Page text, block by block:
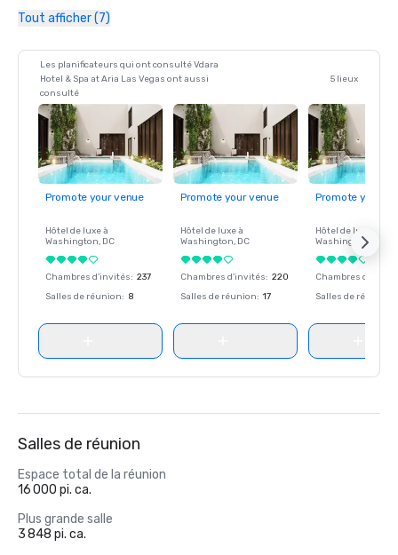
Tout afficher (7)
Les planificateurs qui ont consulté Vdara
Hotel & Spa at Aria Las Vegas ont aussi
consulté
5 lieux
Promote your venue
Hôtel de luxe à
Washington, DC
Chambres d'invités: 237
Salles de réunion: 8
Promote your venue
Hôtel de luxe à
Washington, DC
Chambres d'invités: 220
Salles de réunion: 17
Promote your
Hôtel de luxe à
Washington
Chambres
Salles de réunion
Salles de réunion
Espace total de la réunion
16 000 pi. ca.
Plus grande salle
3 848 pi. ca.